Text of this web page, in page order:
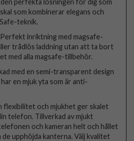
som kombinerar elegans och
teknik.
Perfekt inriktning med magsafe-
trådlös laddning utan att ta bort
med alla magsafe-tillbehör.
med en semi-transparent design
en mjuk yta som är anti-
flexibilitet och mjukhet ger skalet
telefon. Tillverkad av mjukt
och kameran helt och hållet
upphöjda kanterna. Välj kvalitet